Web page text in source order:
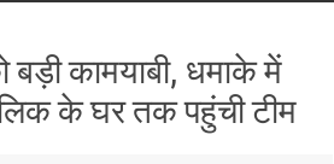
बड़ी कामयाबी, धमाके में
के घर तक पहुंची टीम